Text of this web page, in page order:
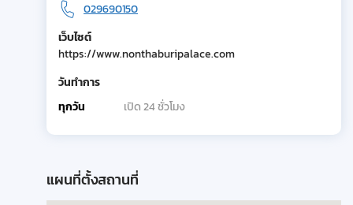
029690150
เว็บไซต์
https://www.nonthaburipalace.com
วันทำการ
ทุกวัน
เปิด 24 ชั่วโมง
แผนที่ตั้งสถานที่